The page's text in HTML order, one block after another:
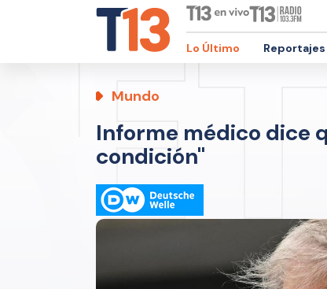
Lo Último
Mundo
Informe médico dice
condición"